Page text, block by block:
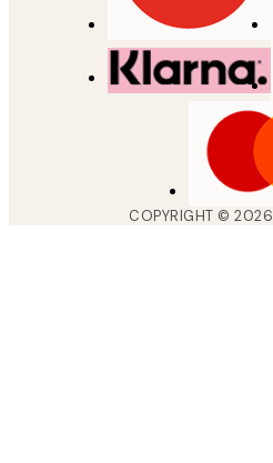
COPYRIGHT ©2026